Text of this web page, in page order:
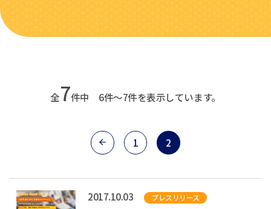
全7件中 6件～7件を表示しています。
1 2
2017.10.03 プレスリリース